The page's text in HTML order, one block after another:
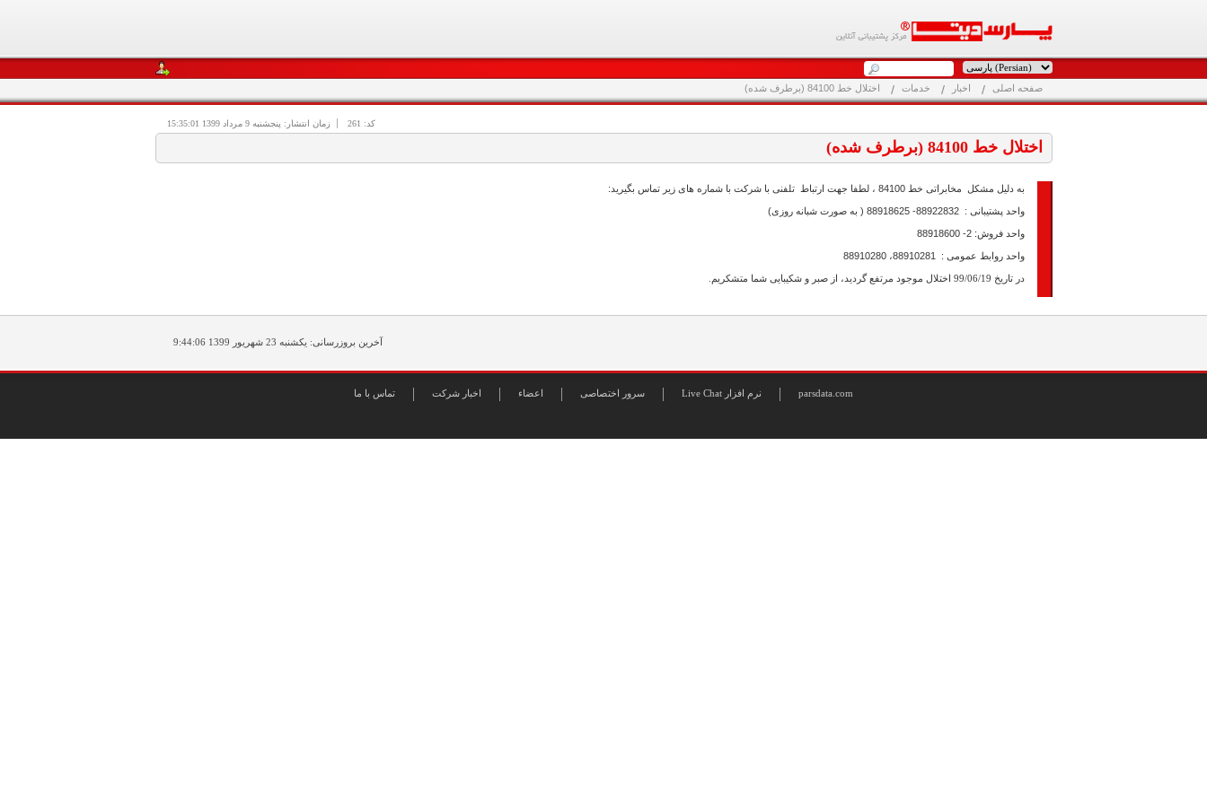
صفحه اصلی اخبار خدمات اختلال خط 84100 (برطرف شده)
کد: 261 زمان انتشار: پنجشنبه9 مرداد 1399 15:35:01
اختلال خط 84100 (برطرف شده)
به دلیل مشکل مخابراتی خط 84100 ، لطفا جهت ارتباط تلفنی با شرکت با شماره های زیر تماس بگیرید:
واحد پشتیبانی : 88922832- 88918625 ( به صورت شبانه روزی)
واحد فروش: 2- 88918600
واحد روابط عمومی : 88910281، 88910280
در تاریخ 99/06/19 اختلال موجود مرتفع گردید، از صبر و شکیبایی شما متشکریم.
آخرین بروزرسانی: یکشنبه 23 شهریور 1399 9:44:06
parsdata.com Live Chat نرم افزار سرور اختصاصی اعضاء اخبار شرکت تماس با ما